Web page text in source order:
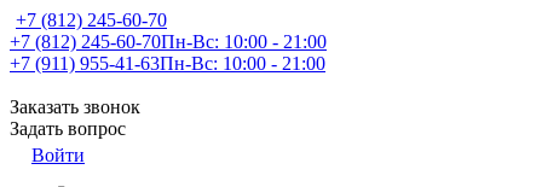
+7 (812) 245-60-70
+7 (812) 245-60-70Пн-Вс: 10:00 - 21:00
+7 (911) 955-41-63Пн-Вс: 10:00 - 21:00
Заказать звонок
Задать вопрос
Войти